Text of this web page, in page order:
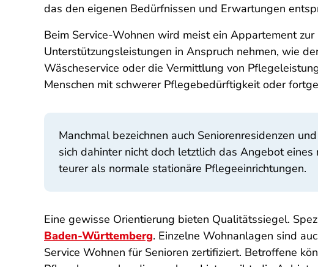
das den eigenen Bedürfnissen und Erwartungen
Beim Service-Wohnen wird meist ein Appartement
Unterstützungsleistungen in Anspruch nehmen, wie
Wäscheservice oder die Vermittlung von
Menschen mit schwerer Pflegebedürftigkeit oder
Manchmal bezeichnen auch Seniorenresidenzen
sich dahinter nicht doch letztlich das Angebot
teurer als normale stationäre Pflegeeinrichtungen.
Eine gewisse Orientierung bieten Qualitätssiegel.
Baden-Württemberg. Einzelne Wohnanlagen sind
Service Wohnen für Senioren zertifiziert. Betroffene